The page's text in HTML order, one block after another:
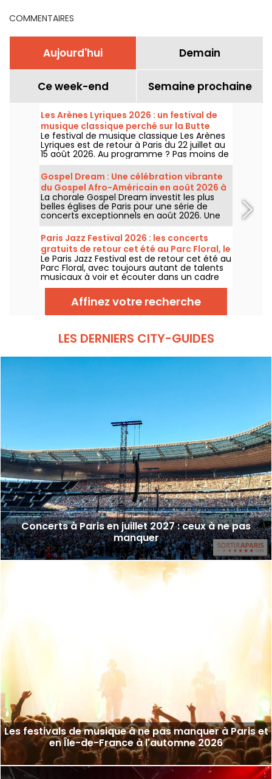
COMMENTAIRES
Aujourd'hui Demain
Ce week-end Semaine prochaine
Les Arènes Lyriques 2026 : un festival de
musique classique perché sur la Butte
Montmartre
Le festival de musique classique Les Arènes
Lyriques est de retour à Paris du 22 juillet au
15 août 2026. Au programme ? Pas moins de
16 concerts donnés au sein des Arènes de
Montmartre, un cadre idyllique pour écouter
les grands classiques.
Gospel Dream : Une célébration vibrante
du Gospel Afro-Américain en août 2026 à
Paris
La chorale Gospel Dream investit les plus
belles églises de Paris pour une série de
concerts exceptionnels en août 2026. Une
expérience musicale unique qui célèbre
l'espoir, l'unité et la résilience à travers les
chants authentiques de l'Église Afro-
Américaine.
Paris Jazz Festival 2026 : les concerts
gratuits de retour cet été au Parc Floral, le
programme
Le Paris Jazz Festival est de retour cet été au
Parc Floral, avec toujours autant de talents
musicaux à voir et écouter dans un cadre
bucolique. Voici le programme des concerts
gratuits à découvrir du 24 juin au 6
septembre 2026 !
Affinez votre recherche
LES DERNIERS CITY-GUIDES
Concerts à Paris en juillet 2027 : ceux à ne pas
manquer
Les festivals de musique à ne pas manquer à Paris et
en Île-de-France à l'automne 2026